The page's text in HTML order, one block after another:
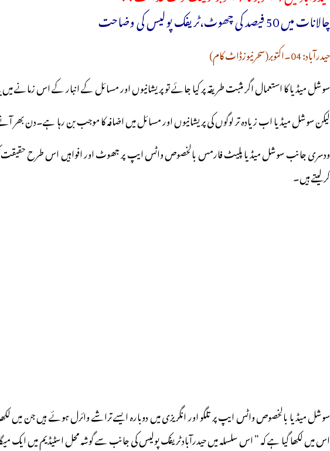
چالانات میں 50 فیصد کی چھوٹ،ٹریفک پولیس کی وضاحت
حیدرآباد: 04۔اکتوبر(سحرنیوزڈاٹ کام)
سوشل میڈیا کا استعمال اگر مثبت طریقہ پر کیا جائے تو پریشانیوں اور مسائل کے انبار کے اس زمانے
لیکن سوشل میڈیا اب زیادہ تر لوگوں کی پریشانیوں اور مسائل میں اضافہ کا موجب بن رہا ہے۔دن بھر
ودسری جانب سوشل میڈیا پلیٹ فارمس بالخصوص واٹس ایپ پر جھوٹ اور افواہیں اس طرح حقیقت کی
کرلیتے ہیں۔
اس میں لکھا گیا ہے کہ ” اس سلسلہ میں حیدرآباد ٹریفک پولیس کی جانب سے گوشہ محل اسٹیڈیم میں ایک میگا لوک عدالت کا انعقاد 4 اکتوبر تا 7